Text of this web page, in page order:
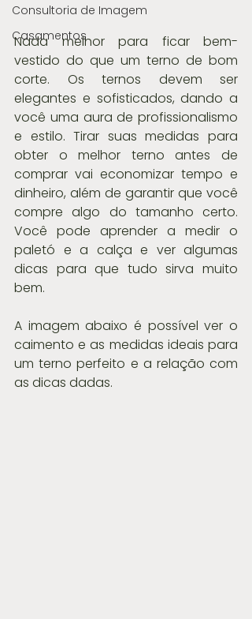
Consultoria de Imagem
Casamentos
Nada melhor para ficar bem-
vestido do que um terno de bom
corte. Os ternos devem ser
elegantes e sofisticados, dando a
você uma aura de profissionalismo
e estilo. Tirar suas medidas para
obter o melhor terno antes de
comprar vai economizar tempo e
dinheiro, além de garantir que você
compre algo do tamanho certo.
Você pode aprender a medir o
paletó e a calça e ver algumas
dicas para que tudo sirva muito
bem.
A imagem abaixo é possível ver o
caimento e as medidas ideais para
um terno perfeito e a relação com
as dicas dadas.